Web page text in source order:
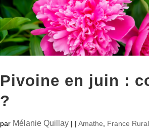
Pivoine en juin :
?
par Mélanie Quillay | |Amathe France